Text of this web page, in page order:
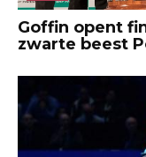
Goffin opent
zwarte beest